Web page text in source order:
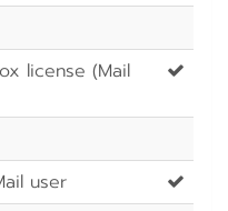
license (Mail
user